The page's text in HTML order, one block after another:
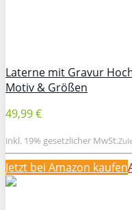
Laterne mit Gravur
Motiv & Größen
49,99 €
inkl. 19% gesetzlicher MwSt.
Jetzt bei Amazon kaufen